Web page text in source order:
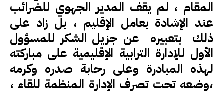
المقام ، لم يقف المدير الجهوي للضرائب
عند الإشادة بعامل الإقليم ، بل زاد على
ذلك بتعبيره عن جزيل الشكر للمسؤول
الأول للإدارة الترابية الإقليمية على مباركته
لهذه المبادرة وعلى رحابة صدره وكرمه
،وضعه تحت تصرف الإدارة المنظمة للقاء ،